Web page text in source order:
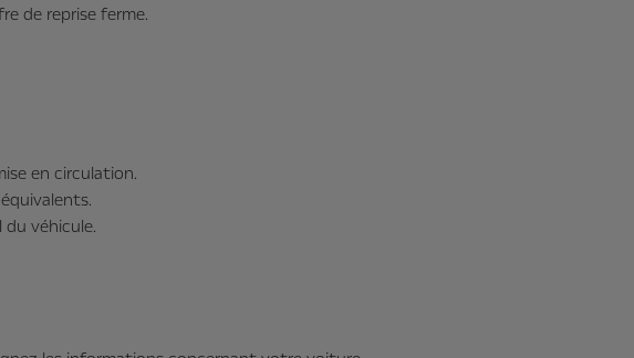
de reprise ferme.
en circulation.
véhicule.